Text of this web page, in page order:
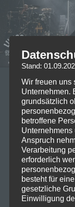
09/11/2023
Insomnium, die
Metal, stehen
Tour zu
einzigartige…
MICHAELA
Stand:
Wir freuen uns
Unternehmen.
grundsätzlich
betroffene
Unternehmens
Anspruch
Verarbeitung
erforderlich
besteht für
gesetzliche
Einwilligung